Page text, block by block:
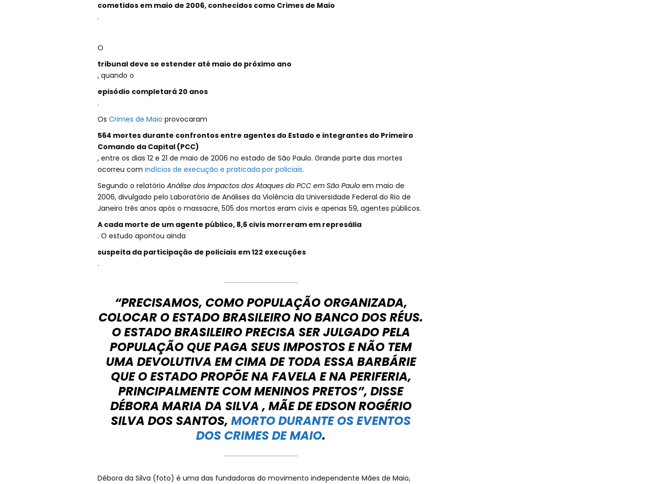
cometidos em maio de 2006, conhecidos como Crimes de Maio
.
O
tribunal deve se estender até maio do próximo ano
, quando o
episódio completará 20 anos
.
Os Crimes de Maio provocaram
564 mortes durante confrontos entre agentes do Estado e integrantes do Primeiro
Comando da Capital (PCC)
, entre os dias 12 e 21 de maio de 2006 no estado de São Paulo. Grande parte das mortes
ocorreu com indícios de execução e praticada por policiais.
Segundo o relatório Análise dos Impactos dos Ataques do PCC em São Pauloem maio de
2006, divulgado pelo Laboratório de Análises da Violência da Universidade Federal do Rio de
Janeiro três anos após o massacre, 505 dos mortos eram civis e apenas 59, agentes públicos.
A cada morte de um agente público, 8,6 civis morreram em represália
. O estudo apontou ainda
suspeita da participação de policiais em 122 execuções
.
“PRECISAMOS, COMO POPULAÇÃO ORGANIZADA,
COLOCAR O ESTADO BRASILEIRO NO BANCO DOS RÉUS.
O ESTADO BRASILEIRO PRECISA SER JULGADO PELA
POPULAÇÃO QUE PAGA SEUS IMPOSTOS E NÃO TEM
UMA DEVOLUTIVA EM CIMA DE TODA ESSA BARBÁRIE
QUE O ESTADO PROPÕE NA FAVELA E NA PERIFERIA,
PRINCIPALMENTE COM MENINOS PRETOS”, DISSE
DÉBORA MARIA DA SILVA , MÃE DE EDSON ROGÉRIO
SILVA DOS SANTOS, MORTO DURANTE OS EVENTOS
DOS CRIMES DE MAIO.
Débora da Silva (foto) é uma das fundadoras do movimento independente Mães de Maio,